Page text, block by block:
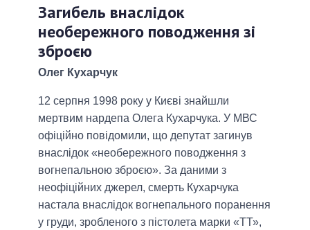
Загибель внаслідок
необережного поводження зі
зброєю
Олег Кухарчук
12 серпня 1998 року у Києві знайшли
мертвим нардепа Олега Кухарчука. У МВС
офіційно повідомили, що депутат загинув
внаслідок «необережного поводження з
вогнепальною зброєю». За даними з
неофіційних джерел, смерть Кухарчука
настала внаслідок вогнепального поранення
у груди, зробленого з пістолета марки «ТТ»,